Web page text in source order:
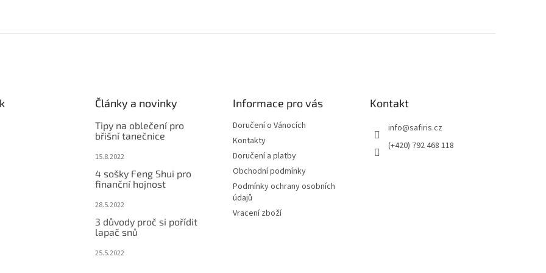
Články a novinky
Tipy na oblečení pro
břišní tanečnice
15.8.2022
4 sošky Feng Shui pro
finanční hojnost
28.5.2022
3 důvody proč si pořídit
lapač snů
25.5.2022
Informace pro vás
Doručení o Vánocích
Kontakty
Doručení a platby
Obchodní podmínky
Podmínky ochrany osobních
údajů
Vracení zboží
Kontakt
info@safiris.cz
(+420) 792 468 118